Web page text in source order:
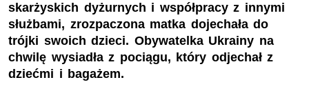
skarżyskich dyżurnych i współpracy z innymi
służbami, zrozpaczona matka dojechała do
trójki swoich dzieci. Obywatelka Ukrainy na
chwilę wysiadła z pociągu, który odjechał z
dziećmi i bagażem.